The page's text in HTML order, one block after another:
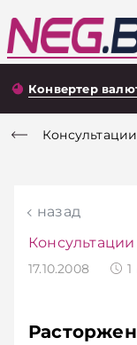
Конвертер
Консультации
назад
Консультации
17.10.2008 1